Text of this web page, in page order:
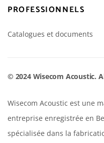
PROFESSIONNELS
Catalogues et documents
© 2024 Wisecom Acoustic.
Wisecom Acoustic est une
entreprise enregistrée en
spécialisée dans la